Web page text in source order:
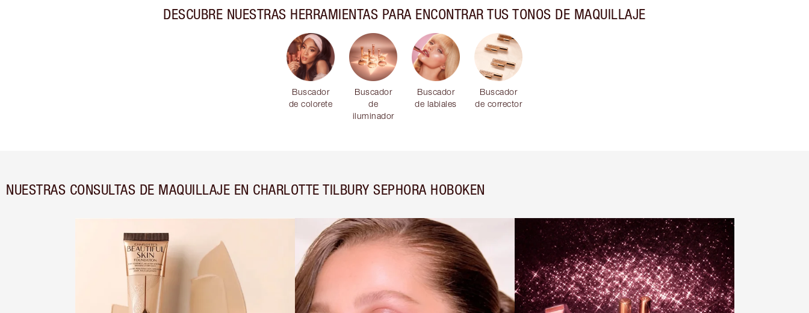
DESCUBRE NUESTRAS HERRAMIENTAS PARA ENCONTRAR TUS TONOS DE MAQUILLAJE
Buscador
de colorete
Buscador
de
iluminador
Buscador
de labiales
Buscador
de corrector
NUESTRAS CONSULTAS DE MAQUILLAJE EN CHARLOTTE TILBURY SEPHORA HOBOKEN